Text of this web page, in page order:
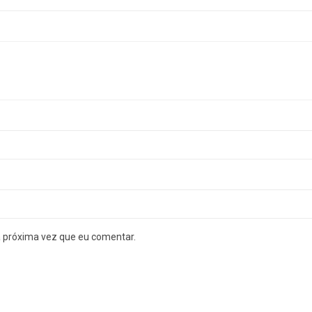
vez que eu comentar.